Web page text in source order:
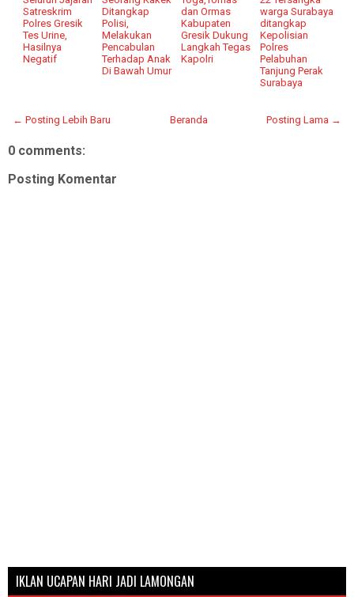
Satreskrim
Polres Gresik
Tes Urine,
Hasilnya
Negatif
Ditangkap
Polisi,
Melakukan
Pencabulan
Terhadap Anak
Di Bawah Umur
dan Ormas
Kabupaten
Gresik Dukung
Langkah Tegas
Kapolri
warga Surabaya
ditangkap
Kepolisian
Polres
Pelabuhan
Tanjung Perak
Surabaya
← Posting Lebih Baru Posting Lama →
Beranda
0 comments:
Posting Komentar
IKLAN UCAPAN HARI JADI LAMONGAN